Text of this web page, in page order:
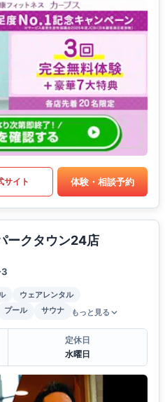
サイト 体験・相談予約
ークタウン24店
3
ウェアレンタル
プール サウナ もっと見る
定休日
水曜日